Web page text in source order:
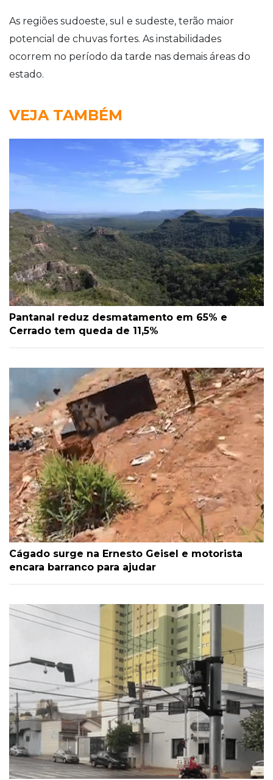
As regiões sudoeste, sul e sudeste, terão maior
potencial de chuvas fortes. As instabilidades
ocorrem no período da tarde nas demais áreas do
estado.
VEJA TAMBÉM
Pantanal reduz desmatamento em 65% e
Cerrado tem queda de 11,5%
Cágado surge na Ernesto Geisel e motorista
encara barranco para ajudar